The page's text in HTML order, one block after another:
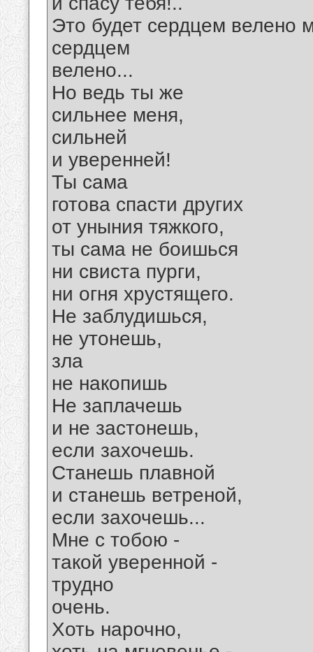
Это будет сердцем велено
сердцем
велено...
Но ведь ты же
сильнее меня,
сильней
и уверенней!
Ты сама
готова спасти других
от уныния тяжкого,
ты сама не боишься
ни свиста пурги,
ни огня хрустящего.
Не заблудишься,
не утонешь,
зла
не накопишь
Не заплачешь
и не застонешь,
если захочешь.
Станешь плавной
и станешь ветреной,
если захочешь...
Мне с тобою -
такой уверенной -
трудно
очень.
Хоть нарочно,